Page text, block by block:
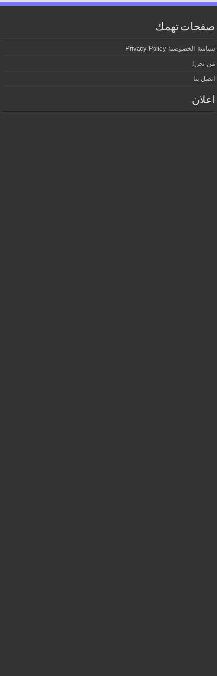
صفحات تهمك
سياسة الخصوصية Privacy Policy
من نحن!
اتصل بنا
اعلان